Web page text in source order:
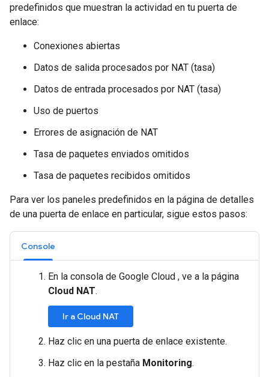
predefinidos que muestran la actividad en tu puerta de
enlace:
Conexiones abiertas
Datos de salida procesados por NAT (tasa)
Datos de entrada procesados por NAT (tasa)
Uso de puertos
Errores de asignación de NAT
Tasa de paquetes enviados omitidos
Tasa de paquetes recibidos omitidos
Para ver los paneles predefinidos en la página de detalles
de una puerta de enlace en particular, sigue estos pasos:
Console
En la consola de Google Cloud , ve a la página
Cloud NAT.
Ir a Cloud NAT
Haz clic en una puerta de enlace existente.
Haz clic en la pestaña Monitoring.